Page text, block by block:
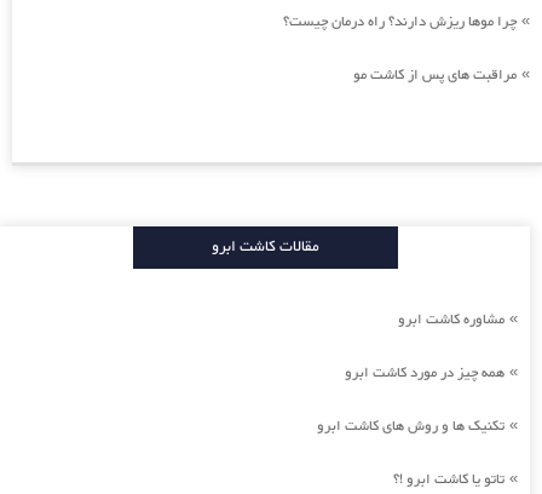
» چرا موها ریزش دارند؟ راه درمان چیست؟
» مراقبت های پس از کاشت مو
مقالات کاشت ابرو
» مشاوره کاشت ابرو
» همه چیز در مورد کاشت ابرو
» تکنیک ها و روش های کاشت ابرو
» تاتو یا کاشت ابرو !؟